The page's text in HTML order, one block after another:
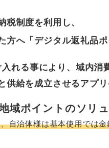
税制度を利用し、
方へ「デジタル返礼品
れる事により、域内消
給を成立させるアプリ
域ポイントのソリ
自治体様は基本使用では